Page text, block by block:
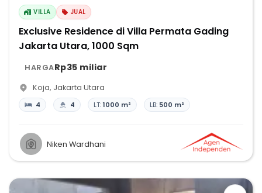
VILLA JUAL
Exclusive Residence di Villa Permata Gading
Jakarta Utara, 1000 Sqm
HARGARp35 miliar
Koja, Jakarta Utara
4 4 LT:1000 m² LB: 500 m²
Niken Wardhani